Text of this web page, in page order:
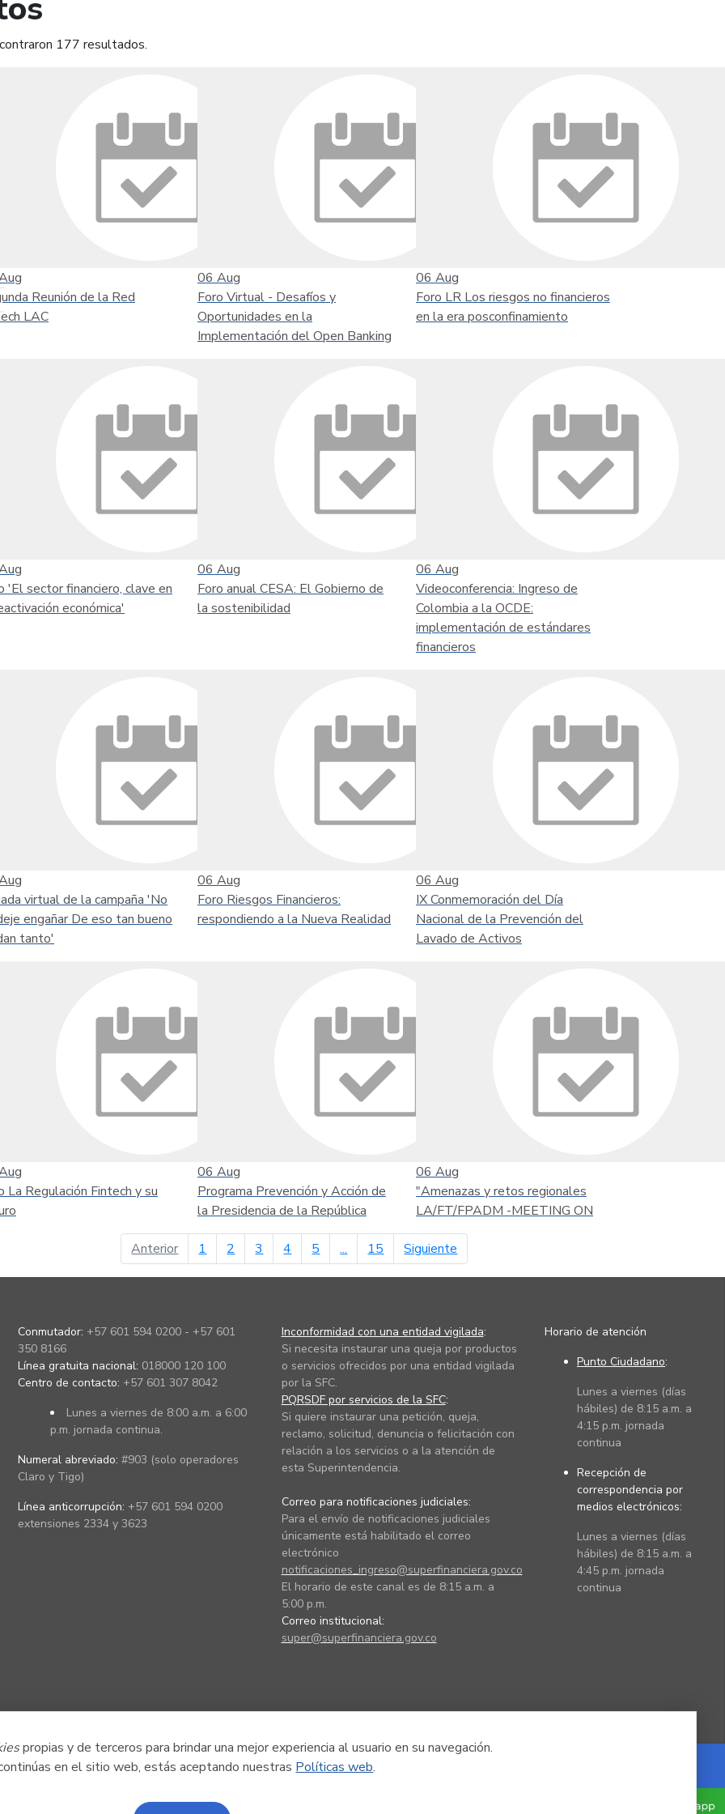
propias y de terceros para brindar una mejor experiencia al usuario en su navegación.
en el sitio web, estás aceptando nuestras Políticas web.
177 resultados.
Reunión de la Red
LAC
06 Aug
Foro Virtual - Desafíos y
Oportunidades en la
Implementación del Open Banking
06 Aug
Foro LR Los riesgos no financieros
en la era posconfinamiento
'El sector financiero, clave en
económica'
06 Aug
Foro anual CESA: El Gobierno de
la sostenibilidad
06 Aug
Videoconferencia: Ingreso de
Colombia a la OCDE:
implementación de estándares
financieros
virtual de la campaña 'No
engañar De eso tan bueno
tanto'
06 Aug
Foro Riesgos Financieros:
respondiendo a la Nueva Realidad
06 Aug
IX Conmemoración del Día
Nacional de la Prevención del
Lavado de Activos
La Regulación Fintech y su
06 Aug
Programa Prevención y Acción de
la Presidencia de la República
06 Aug
"Amenazas y retos regionales
LA/FT/FPADM -MEETING ON
Anteriorpágina anterior
1 2 3 4 5 ... 15 Siguiente
Conmutador: +57 601 594 0200 - +57 601
350 8166
Línea gratuita nacional: 018000 120 100
Centro de contacto: +57 601 307 8042
Lunes a viernes de 8:00 a.m. a 6:00
p.m. jornada continua.
Numeral abreviado: #903 (solo operadores
Claro y Tigo)
Línea anticorrupción: +57 601 594 0200
extensiones 2334 y 3623
Inconformidad con una entidad vigilada:
Si necesita instaurar una queja por productos
o servicios ofrecidos por una entidad vigilada
por la SFC.
PQRSDF por servicios de la SFC:
Si quiere instaurar una petición, queja,
reclamo, solicitud, denuncia o felicitación con
relación a los servicios o a la atención de
esta Superintendencia.
Correo para notificaciones judiciales:
Para el envío de notificaciones judiciales
únicamente está habilitado el correo
electrónico
notificaciones_ingreso@superfinanciera.gov.co
El horario de este canal es de 8:15 a.m. a
5:00 p.m.
Correo institucional:
super@superfinanciera.gov.co
Horario de atención
Punto Ciudadano:
Lunes a viernes (días
hábiles) de 8:15 a.m. a
4:15 p.m. jornada
continua
Recepción de
correspondencia por
medios electrónicos:
Lunes a viernes (días
hábiles) de 8:15 a.m. a
4:45 p.m. jornada
continua
Powered by Nexura